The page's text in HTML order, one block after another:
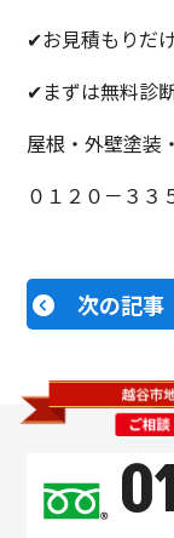
✔お見積もりだ
✔まずは無料診
屋根・外壁塗装
０１２０－３３
次の記事